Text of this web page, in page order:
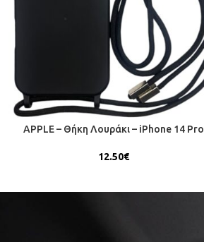
APPLE – Θήκη Λουράκι – iPhone 14 Pro
12.50€